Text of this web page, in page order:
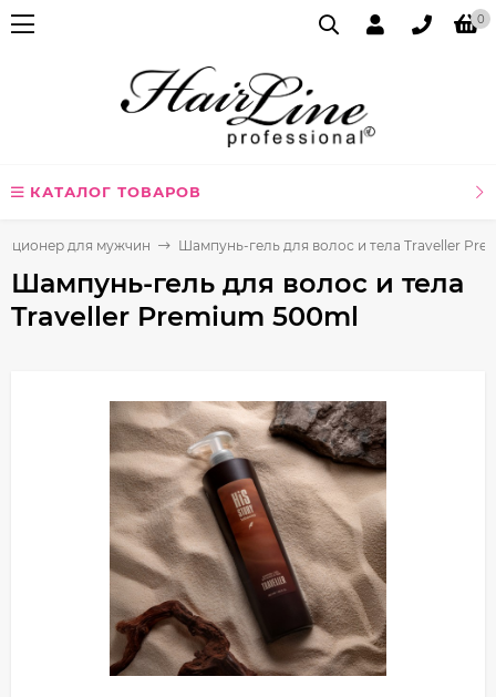
0
КАТАЛОГ ТОВАРОВ
для мужчин Шампунь-гель для волос и тела Traveller
Шампунь-гель для волос и тела
Traveller Premium 500ml